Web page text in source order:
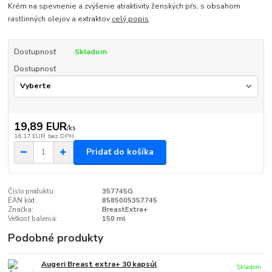
Krém na spevnenie a zvýšenie atraktivity ženských pŕs, s obsahom
rastlinných olejov a extraktov celý popis
Dostupnosť
Skladom
Dostupnosť
19,89 EUR/ks
16,17 EUR bez DPH
Pridať do košíka
Číslo produktu:
357745G
EAN kód:
8585005357745
Značka:
BreastExtra+
Veľkosť balenia:
150 ml
Podobné produkty
Augeri Breast extra+ 30 kapsúl Skladom